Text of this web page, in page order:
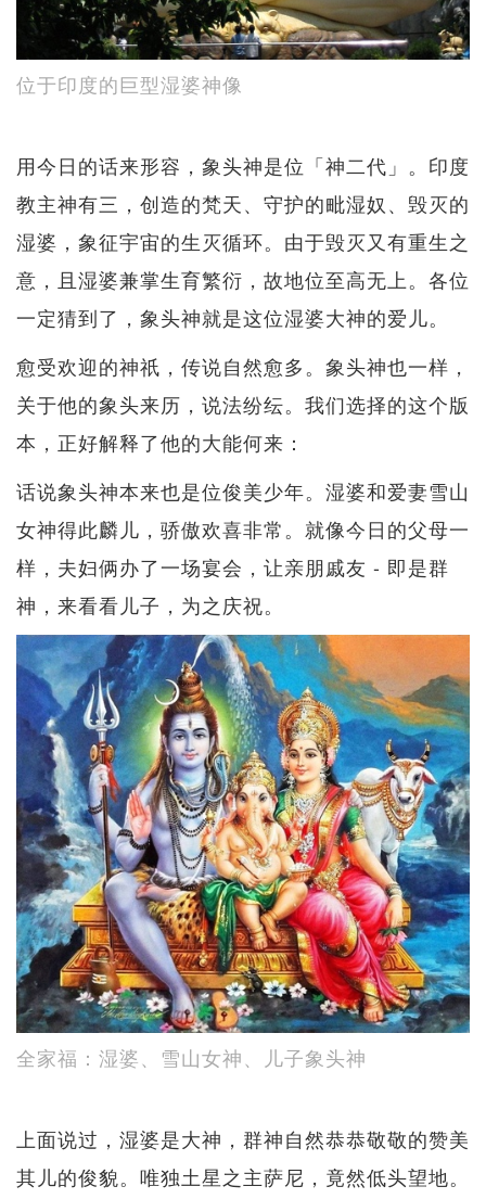
位于印度的巨型湿婆神像
用今日的话来形容，象头神是位「神二代」。印度
教主神有三，创造的梵天、守护的毗湿奴、毁灭的
湿婆，象征宇宙的生灭循环。由于毁灭又有重生之
意，且湿婆兼掌生育繁衍，故地位至高无上。各位
一定猜到了，象头神就是这位湿婆大神的爱儿。
愈受欢迎的神祇，传说自然愈多。象头神也一样，
关于他的象头来历，说法纷纭。我们选择的这个版
本，正好解释了他的大能何来：
话说象头神本来也是位俊美少年。湿婆和爱妻雪山
女神得此麟儿，骄傲欢喜非常。就像今日的父母一
样，夫妇俩办了一场宴会，让亲朋戚友 - 即是群
神，来看看儿子，为之庆祝。
全家福：湿婆、雪山女神、儿子象头神
上面说过，湿婆是大神，群神自然恭恭敬敬的赞美
其儿的俊貌。唯独土星之主萨尼，竟然低头望地。